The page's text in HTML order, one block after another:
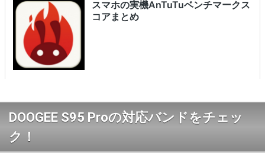
DOOGEE S95 Proの対応バンドをチェッ
ク！